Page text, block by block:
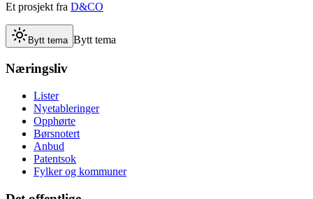
Et prosjekt fra D&CO
Bytt tema Bytt tema
Næringsliv
Lister
Nyetableringer
Opphørte
Børsnotert
Anbud
Patentsok
Fylker og kommuner